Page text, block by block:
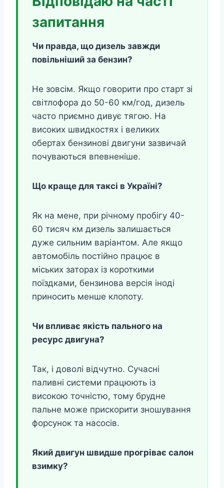
запитання
Чи правда, що дизель завжди
повільніший за бензин?
Не зовсім. Якщо говорити про старт зі
світлофора до 50-60 км/год, дизель
часто приємно дивує тягою. На
високих швидкостях і великих
обертах бензинові двигуни зазвичай
почуваються впевненіше.
Що краще для таксі в Україні?
Як на мене, при річному пробігу 40-
60 тисяч км дизель залишається
дуже сильним варіантом. Але якщо
автомобіль постійно працює в
міських заторах із короткими
поїздками, бензинова версія іноді
приносить менше клопоту.
Чи впливає якість пального на
ресурс двигуна?
Так, і доволі відчутно. Сучасні
паливні системи працюють із
високою точністю, тому брудне
пальне може прискорити зношування
форсунок та насосів.
Який двигун швидше прогріває салон
взимку?